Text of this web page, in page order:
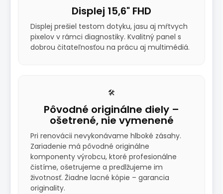
Displej 15,6" FHD
Displej prešiel testom dotyku, jasu aj mŕtvych
pixelov v rámci diagnostiky. Kvalitný panel s
dobrou čitateľnosťou na prácu aj multimédiá.
🛠️
Pôvodné originálne diely –
ošetrené, nie vymenené
Pri renovácii nevykonávame hlboké zásahy.
Zariadenie má pôvodné originálne
komponenty výrobcu, ktoré profesionálne
čistíme, ošetrujeme a predlžujeme im
životnosť. Žiadne lacné kópie – garancia
originality.